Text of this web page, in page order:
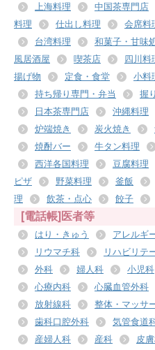
上海料理
中国茶専門店
料理
仕出し料理 会席料
台湾料理
和菓子・甘味
風居酒屋
喫茶店 四川料
揚げ物
定食・食堂 小料
持ち帰り専門・弁当
握
日本茶専門店
沖縄料理
炉端焼き
炭火焼き
焼酎バー
牛タン料理
西洋各国料理
豆腐料理
ピザ
野菜料理 釜飯
理
飲茶・点心 餃子
[電話帳]医者等
はり・きゅう アレルギ
リウマチ科
リハビリテ
外科
婦人科 小児科
心療内科
心臓血管外科
放射線科
整体・マッサ
歯科口腔外科
気管食道
産婦人科
産科 皮